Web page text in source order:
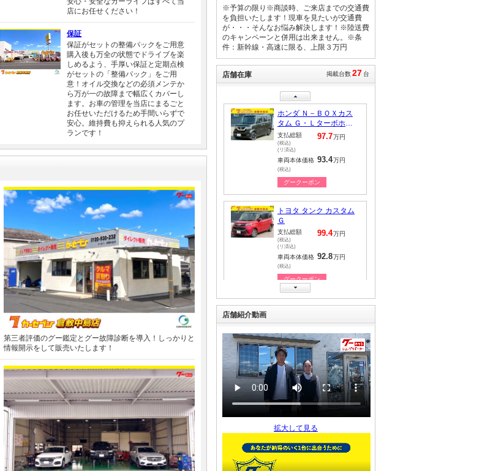
店にお任せください！
保証
保証がセットの整備パックをご用意
購入後も万全の状態でドライブを楽
しめるよう、手厚い保証と定期点検
がセットの「整備パック」をご用
意！オイル交換などの必須メンテか
ら万が一の故障まで幅広くカバーし
ます。お車の管理を当店にまるごと
お任せいただけるため手間いらずで
安心。維持費も抑えられる人気のプ
ランです！
第三者評価のグー鑑定とグー故障診断を導入！しっかりと
情報開示をして販売いたします！
※予算の限り※商談時、ご来店までの交通費
を負担いたします！現車を見たいが交通費
が・・・そんなお悩み解決します！※陸送費
のキャンペーンと併用は出来ません。※条
件：新幹線・高速に限る、上限３万円
店舗在庫 掲載台数27 台
トヨタ プリウス Ａ
支払総額
(税込)
(リ済込)
179.4万円
グークーポン
ホンダ Ｎ－ＢＯＸカス
タム Ｇ・Ｌターボホン
ダセンシング
支払総額
(税込)
(リ済込)
97.7万円
車両本体価格
(税込)
93.4万円
グークーポン
トヨタ タンク カスタム
Ｇ
支払総額
(税込)
(リ済込)
99.4万円
車両本体価格
(税込)
92.8万円
グークーポン
日産 エクストレイル ２
(税込)
(リ済込)
車両本体価格
(税込)
120万円
グークーポン
日産 エクストレイル モ
ントラストインテリア
支払総額
(税込)
車両本体価格 161.5万円
店舗紹介動画
拡大して見る